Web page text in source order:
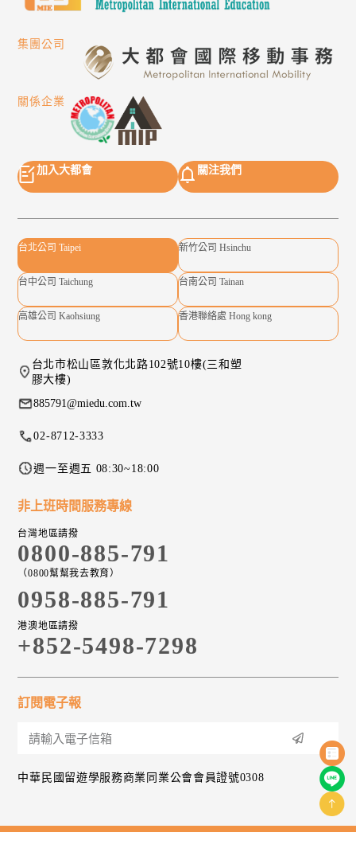
集團公司
關係企業
加入大都會 關注我們
台北公司 Taipei 新竹公司 Hsinchu
台中公司 Taichung 台南公司 Tainan
高雄公司 Kaohsiung 香港聯絡處 Hong kong
台北市松山區敦化北路102號10樓(三和塑
膠大樓)
885791@miedu.com.tw
02-8712-3333
週一至週五 08:30~18:00
非上班時間服務專線
台灣地區請撥
0800-885-791
（0800幫幫我去教育）
0958-885-791
港澳地區請撥
+852-5498-7298
訂閱電子報
中華民國留遊學服務商業同業公會會員證號0308